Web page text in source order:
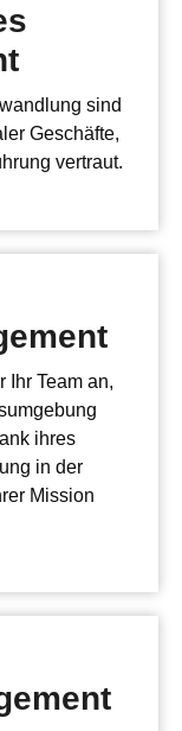
sind
Geschäfte,
vertraut.
Ihr Team an,
ihres
in der
Mission